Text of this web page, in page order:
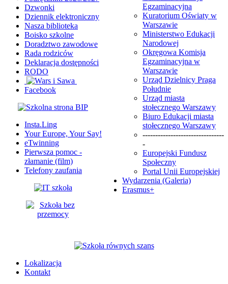
Egzaminacyjna
Kuratorium Oświaty w
Warszawie
Ministerstwo Edukacji
Narodowej
Okręgowa Komisja
Egzaminacyjna w
Warszawie
Urząd Dzielnicy Praga
Południe
Urząd miasta
stołecznego Warszawy
Biuro Edukacji miasta
stołecznego Warszawy
--------------------------------
-
Europejski Fundusz
Społeczny
Portal Unii Europejskiej
Wydarzenia (Galeria)
Erasmus+
Dzwonki
Dziennik elektroniczny
Nasza biblioteka
Boisko szkolne
Doradztwo zawodowe
Rada rodziców
Deklaracja dostępności
RODO
Facebook
Insta.Ling
Your Europe, Your Say!
eTwinning
Pierwsza pomoc -
złamanie (film)
Telefony zaufania
Lokalizacja
Kontakt